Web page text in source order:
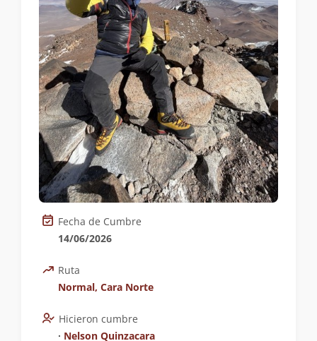
Fecha de Cumbre
14/06/2026
Ruta
Normal, Cara Norte
Hicieron cumbre
∙ Nelson Quinzacara